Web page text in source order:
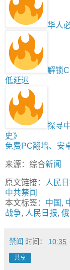
华人
解锁
低延迟
探寻
史》
免费PC翻墙、安
来源：综合新闻
原文链接： 人民
中共禁闻
本文标签： 中国 ,
战争, 人民日报,
禁闻 时间： 10:35
共享